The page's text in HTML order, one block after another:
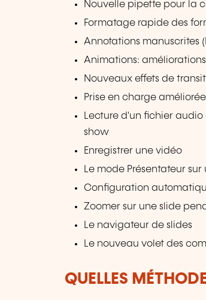
Nouvelle pipette pour la
Formatage rapide des
Annotations manuscrites
Animations:
Nouveaux effets de
Prise en charge
Lecture d'un fichier
show
Enregistrer une vidéo
Le mode Présentateur
Configuration
Zoomer sur une slide
Le navigateur de slides
Le nouveau volet des
QUELLES